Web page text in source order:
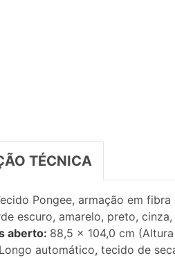
TÉCNICA
Pongee, armação em
escuro, amarelo, preto,
aberto: 88,5 x 104,0 cm
Longo automático, tecido de